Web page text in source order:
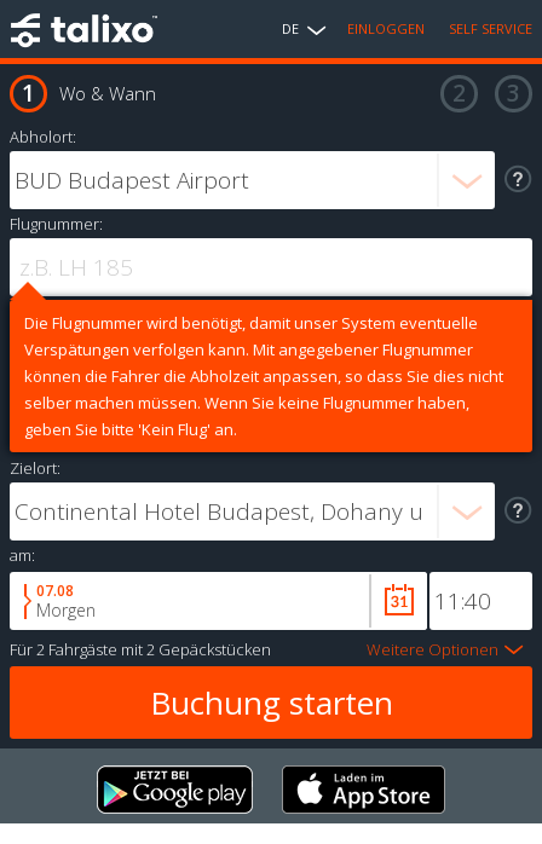
DE EINLOGGEN SELF SERVICE
Wo & Wann
Abholort:
Flugnummer:
Die Flugnummer wird benötigt, damit unser System eventuelle
Verspätungen verfolgen kann. Mit angegebener Flugnummer
können die Fahrer die Abholzeit anpassen, so dass Sie dies nicht
selber machen müssen. Wenn Sie keine Flugnummer haben,
geben Sie bitte 'Kein Flug' an.
Zielort:
am:
07.08
Morgen
Für2 Fahrgäste mit2 Gepäckstücken Weitere Optionen